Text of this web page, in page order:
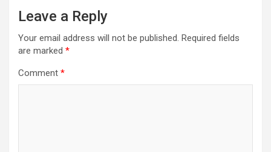
Leave a Reply
Your email address will not be published. Required fields
are marked *
Comment *